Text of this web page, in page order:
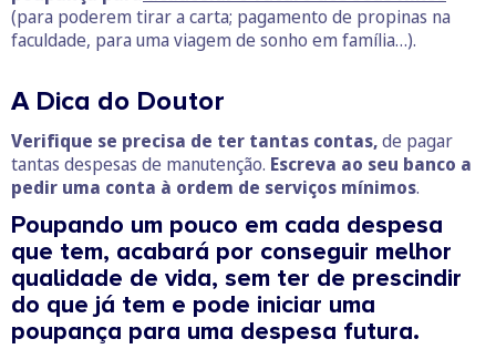
(para poderem tirar a carta; pagamento de propinas na
faculdade, para uma viagem de sonho em família…).
A Dica do Doutor
Verifique se precisa de ter tantas contas,de pagar
tantas despesas de manutenção. Escreva ao seu banco a
pedir uma conta à ordem de serviços mínimos.
Poupando um pouco em cada despesa
que tem, acabará por conseguir melhor
qualidade de vida, sem ter de prescindir
do que já tem e pode iniciar uma
poupança para uma despesa futura.